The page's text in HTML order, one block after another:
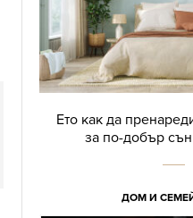
Ето как да
за по-добър
ДОМ И